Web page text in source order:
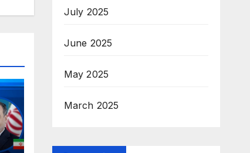
July 2025
June 2025
May 2025
March 2025